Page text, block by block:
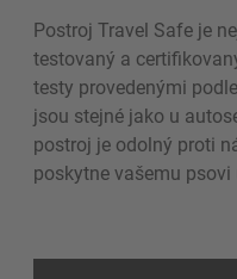
Postroj Travel Safe je
testovaný a
testy provedenými
jsou stejné jako u
postroj je odolný proti
poskytne vašemu